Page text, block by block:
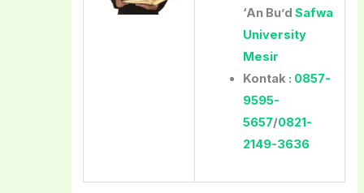
‘An Bu’d Safwa
University
Mesir
Kontak : 0857-
9595-
5657/0821-
2149-3636